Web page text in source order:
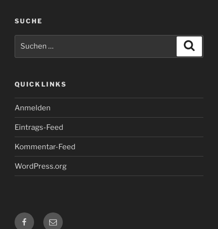
SUCHE
QUICKLINKS
Anmelden
Eintrags-Feed
Kommentar-Feed
WordPress.org
Skilift
E-